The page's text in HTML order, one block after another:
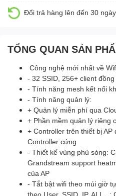
Đổi trả hàng lên đến 30
TỔNG QUAN SẢN
Công nghệ mới nhất về
- 32 SSID, 256+ client
- Tính năng mesh kết nối
- Tính năng quản lý:
+ Quản lý miễn phí qua
+ Phần mềm quản lý riêng
+ Controller trên thiết bị
Controller cứng
- Thiết kế vùng phủ sóng:
Grandstream support
của AP
- Tắt bật wifi theo múi giờ
theo User, SSID, IP, ALL...;